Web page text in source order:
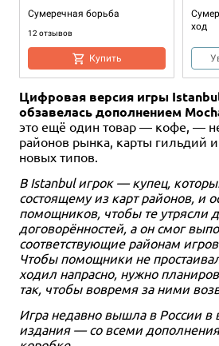
Сумеречная борьба
12 отзывов
Купить
ход
1-2 30-60 14+
Сумеречная борьба: Красное
море
3 990 ₽
2
6
2 120+ 14+
Сэкигахара
5 990 ₽
Купить
2-4
6
Цифровая версия игры
обзавелась дополнением
это ещё один товар — кофе, —
районов рынка, карты гильдий
новых типов.
В Istanbul игрок — купец,
состоящему из карт районов, и
помощников, чтобы те утрясли
договорённостей, а он смог
соответствующие районам
Чтобы помощники не
ходил напрасно, нужно
так, чтобы вовремя за ними
Игра недавно вышла в России в
издания — со всеми